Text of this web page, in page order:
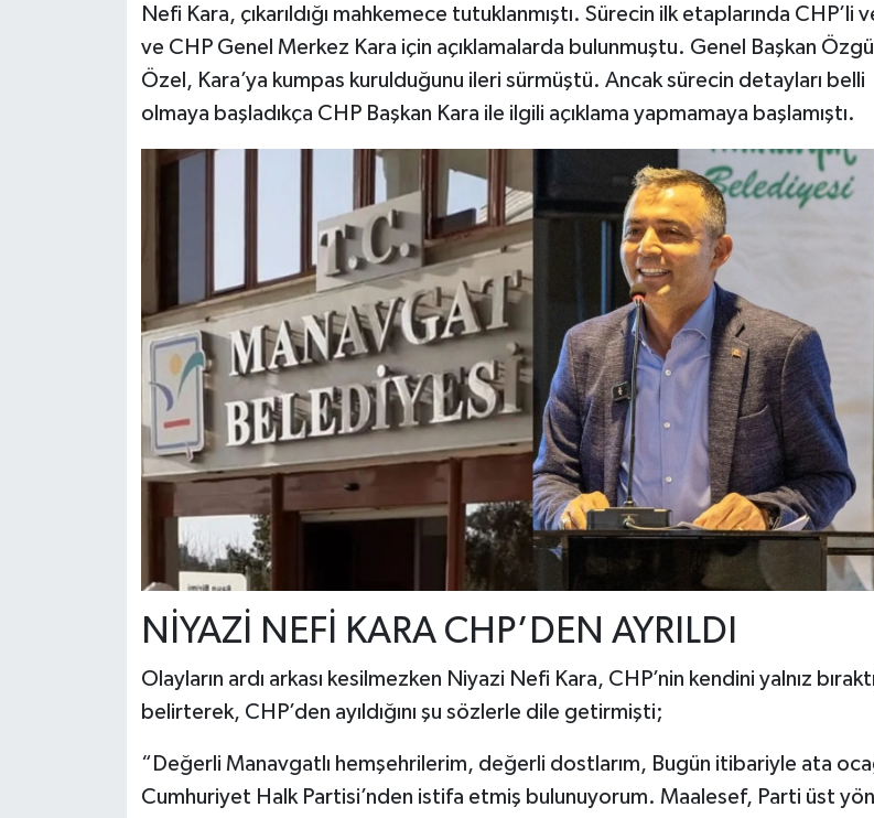
Nefi Kara, çıkarıldığı mahkemece tutuklanmıştı. Sürecin ilk etaplarında CHP’li
ve CHP Genel Merkez Kara için açıklamalarda bulunmuştu. Genel Başkan
Özel, Kara’ya kumpas kurulduğunu ileri sürmüştü. Ancak sürecin detayları belli
olmaya başladıkça CHP Başkan Kara ile ilgili açıklama yapmamaya başlamıştı.
NİYAZİ NEFİ KARA CHP’DEN AYRILDI
Olayların ardı arkası kesilmezken Niyazi Nefi Kara, CHP’nin kendini yalnız
belirterek, CHP’den ayıldığını şu sözlerle dile getirmişti;
“Değerli Manavgatlı hemşehrilerim, değerli dostlarım, Bugün itibariyle ata
Cumhuriyet Halk Partisi’nden istifa etmiş bulunuyorum. Maalesef, Parti üst